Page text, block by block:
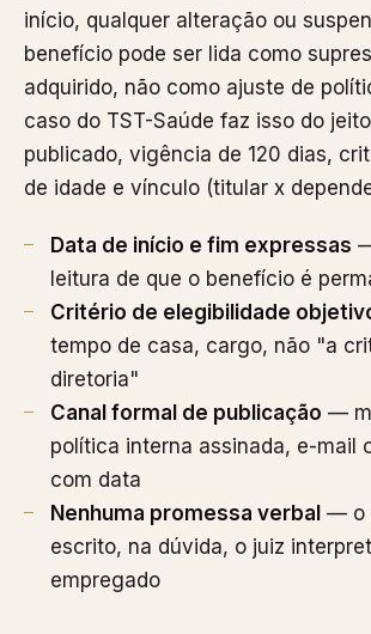
início, qualquer alteração ou
benefício pode ser lida como
adquirido, não como ajuste de
caso do TST-Saúde faz isso do
publicado, vigência de 120 dias,
de idade e vínculo (titular x
Data de início e fim expressas
leitura de que o benefício é
Critério de elegibilidade
tempo de casa, cargo, não "a
diretoria"
Canal formal de publicação —
política interna assinada, e-mail
com data
Nenhuma promessa verbal — o
escrito, na dúvida, o juiz
empregado